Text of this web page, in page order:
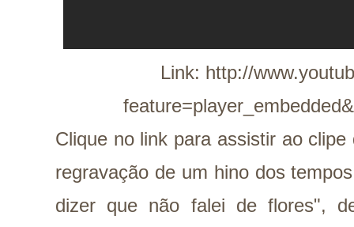
Link: http://
Clique no link para assistir ao
regravação de um hino dos
dizer que não falei de flores",